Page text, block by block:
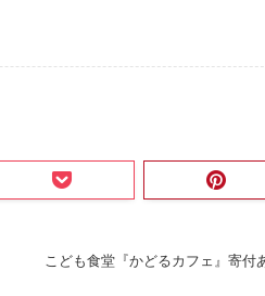
こども食堂『かどるカフェ』寄付